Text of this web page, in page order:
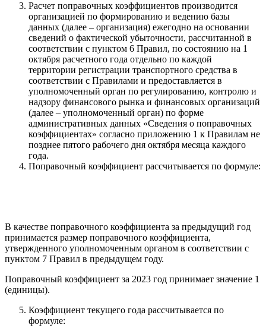
Расчет поправочных коэффициентов производится
организацией по формированию и ведению базы
данных (далее – организация) ежегодно на основании
сведений о фактической убыточности, рассчитанной в
соответствии с пунктом 6 Правил, по состоянию на 1
октября расчетного года отдельно по каждой
территории регистрации транспортного средства в
соответствии с Правилами и предоставляется в
уполномоченный орган по регулированию, контролю и
надзору финансового рынка и финансовых организаций
(далее – уполномоченный орган) по форме
административных данных «Сведения о поправочных
коэффициентах» согласно приложению 1 к Правилам не
позднее пятого рабочего дня октября месяца каждого
года.
Поправочный коэффициент рассчитывается по формуле:
В качестве поправочного коэффициента за предыдущий год
принимается размер поправочного коэффициента,
утвержденного уполномоченным органом в соответствии с
пунктом 7 Правил в предыдущем году.
Поправочный коэффициент за 2023 год принимает значение 1
(единицы).
Коэффициент текущего года рассчитывается по
формуле: